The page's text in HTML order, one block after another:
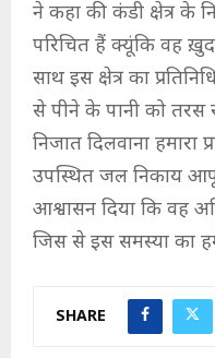
ने कहा की कंडी क्षेत्र के
परिचित हैं क्यूंकि वह ख़ुद
साथ इस क्षेत्र का
से पीने के पानी को
निजात दिलवाना
उपस्थित जल निकाय
आश्वासन दिया कि वह
जिस से इस समस्या का
SHARE